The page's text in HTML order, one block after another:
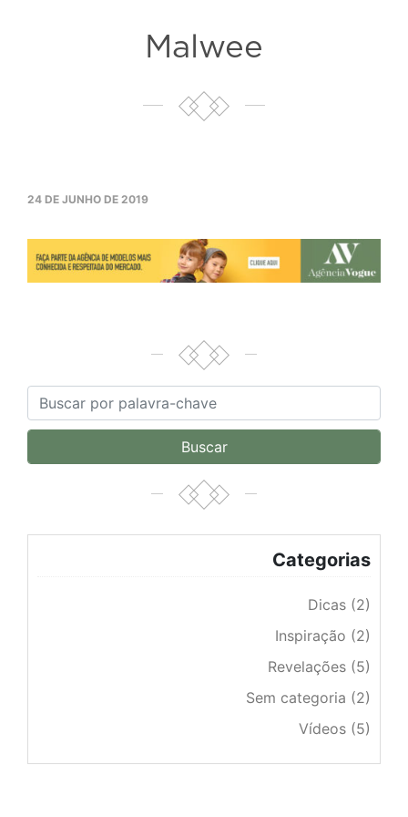
Malwee
24 DE JUNHO DE 2019
Categorias
Dicas (2)
Inspiração (2)
Revelações (5)
Sem categoria (2)
Vídeos (5)